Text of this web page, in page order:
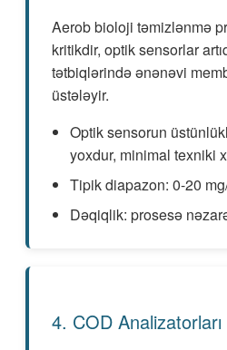
Aerob bioloji təmizlənmə
kritikdir, optik sensorlar
tətbiqlərində ənənəvi
üstələyir.
Optik sensorun
yoxdur, minimal texniki
Tipik diapazon: 0-20
Dəqiqlik: prosesə
4. COD Analizatorları